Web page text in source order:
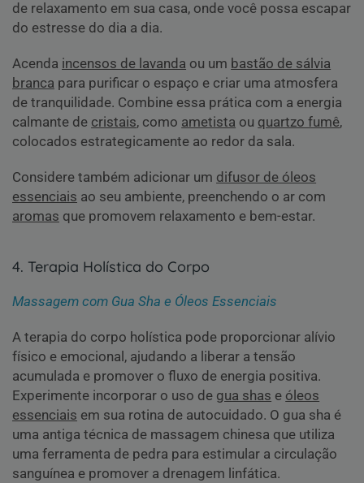
de relaxamento em sua casa, onde você possa escapar
do estresse do dia a dia.
Acenda incensos de lavanda ou um bastão de sálvia
branca para purificar o espaço e criar uma atmosfera
de tranquilidade. Combine essa prática com a energia
calmante de cristais, como ametista ou quartzo fumê,
colocados estrategicamente ao redor da sala.
Considere também adicionar um difusor de óleos
essenciais ao seu ambiente, preenchendo o ar com
aromas que promovem relaxamento e bem-estar.
4. Terapia Holística do Corpo
Massagem com Gua Sha e Óleos Essenciais
A terapia do corpo holística pode proporcionar alívio
físico e emocional, ajudando a liberar a tensão
acumulada e promover o fluxo de energia positiva.
Experimente incorporar o uso de gua shas e óleos
essenciais em sua rotina de autocuidado. O gua sha é
uma antiga técnica de massagem chinesa que utiliza
uma ferramenta de pedra para estimular a circulação
sanguínea e promover a drenagem linfática.